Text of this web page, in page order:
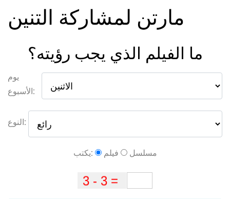
مارتن لمشاركة التنين
ما الفيلم الذي يجب رؤيته؟
يوم
الأسبوع:
النوع:
يكتب: فيلم مسلسل